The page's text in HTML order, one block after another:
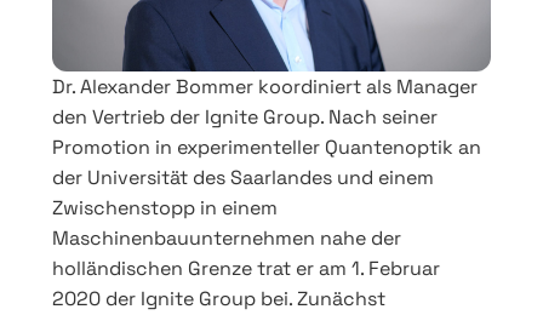
Dr. Alexander Bommer koordiniert als Manager
den Vertrieb der Ignite Group. Nach seiner
Promotion in experimenteller Quantenoptik an
der Universität des Saarlandes und einem
Zwischenstopp in einem
Maschinenbauunternehmen nahe der
holländischen Grenze trat er am 1. Februar
2020 der Ignite Group bei. Zunächst